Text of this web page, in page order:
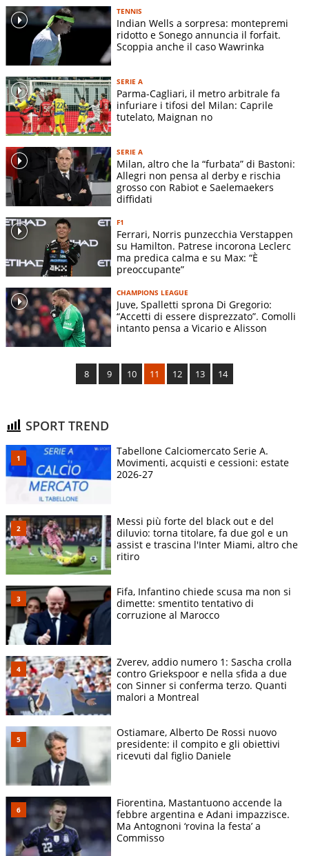
TENNIS
Indian Wells a sorpresa: montepremi
ridotto e Sonego annuncia il forfait.
Scoppia anche il caso Wawrinka
SERIE A
Parma-Cagliari, il metro arbitrale fa
infuriare i tifosi del Milan: Caprile
tutelato, Maignan no
SERIE A
Milan, altro che la “furbata” di Bastoni:
Allegri non pensa al derby e rischia
grosso con Rabiot e Saelemaekers
diffidati
F1
Ferrari, Norris punzecchia Verstappen
su Hamilton. Patrese incorona Leclerc
ma predica calma e su Max: “È
preoccupante”
CHAMPIONS LEAGUE
Juve, Spalletti sprona Di Gregorio:
“Accetti di essere disprezzato”. Comolli
intanto pensa a Vicario e Alisson
8 9 10 11 12 13 14
SPORT TREND
Tabellone Calciomercato Serie A.
Movimenti, acquisti e cessioni: estate
2026-27
Messi più forte del black out e del
diluvio: torna titolare, fa due gol e un
assist e trascina l'Inter Miami, altro che
ritiro
Fifa, Infantino chiede scusa ma non si
dimette: smentito tentativo di
corruzione al Marocco
Zverev, addio numero 1: Sascha crolla
contro Griekspoor e nella sfida a due
con Sinner si conferma terzo. Quanti
malori a Montreal
Ostiamare, Alberto De Rossi nuovo
presidente: il compito e gli obiettivi
ricevuti dal figlio Daniele
Fiorentina, Mastantuono accende la
febbre argentina e Adani impazzisce.
Ma Antognoni ‘rovina la festa’ a
Commisso